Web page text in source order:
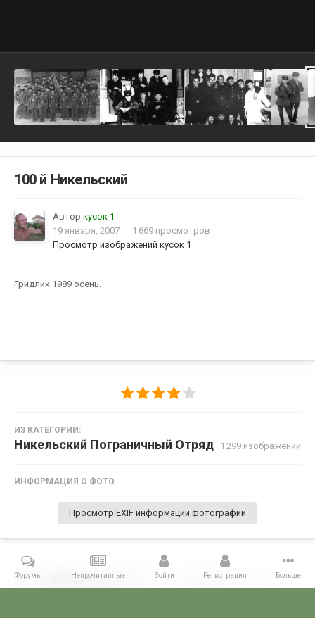
100 й Никельский
Автор кусок 1
19 января, 2007
1 669 просмотров
Просмотр изображений кусок 1
Гридлик 1989 осень.
ИЗ КАТЕГОРИИ:
Никельский Пограничный Отряд · 1 299 изображений
ИНФОРМАЦИЯ О ФОТО
Просмотр EXIF информации фотографии
Поделиться Подписчики 0
Форумы Непрочитанные Войти Регистрация Больше